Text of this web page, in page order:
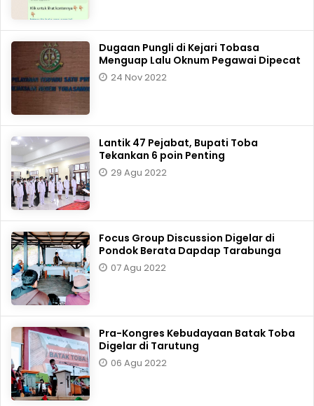
Dugaan Pungli di Kejari Tobasa
Menguap Lalu Oknum Pegawai Dipecat
24 Nov 2022
Lantik 47 Pejabat, Bupati Toba
Tekankan 6 poin Penting
29 Agu 2022
Focus Group Discussion Digelar di
Pondok Berata Dapdap Tarabunga
07 Agu 2022
Pra-Kongres Kebudayaan Batak Toba
Digelar di Tarutung
06 Agu 2022